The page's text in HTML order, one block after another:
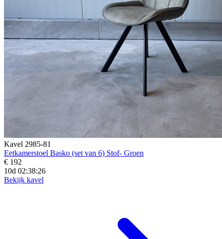
Kavel 2985-81
Eetkamerstoel Basko (set van 6) Stof- Groen
€ 192
10d 02:38:24
Bekijk kavel